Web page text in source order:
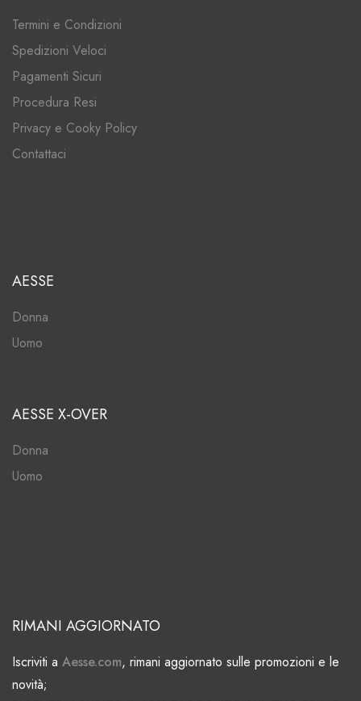
Termini e Condizioni
Spedizioni Veloci
Pagamenti Sicuri
Procedura Resi
Privacy e Cooky Policy
Contattaci
AESSE
Donna
Uomo
AESSE X-OVER
Donna
Uomo
RIMANI AGGIORNATO
Iscriviti a Aesse.com, rimani aggiornato sulle promozioni e le
novità;